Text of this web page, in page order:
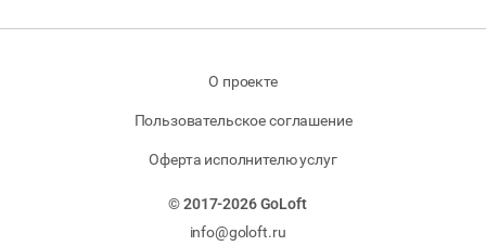
О проекте
Пользовательское соглашение
Оферта исполнителю услуг
© 2017-2026 GoLoft
info@goloft.ru